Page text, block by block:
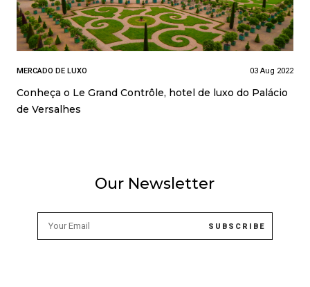
MERCADO DE LUXO 03 Aug 2022
Conheça o Le Grand Contrôle, hotel de luxo do Palácio
de Versalhes
Our Newsletter